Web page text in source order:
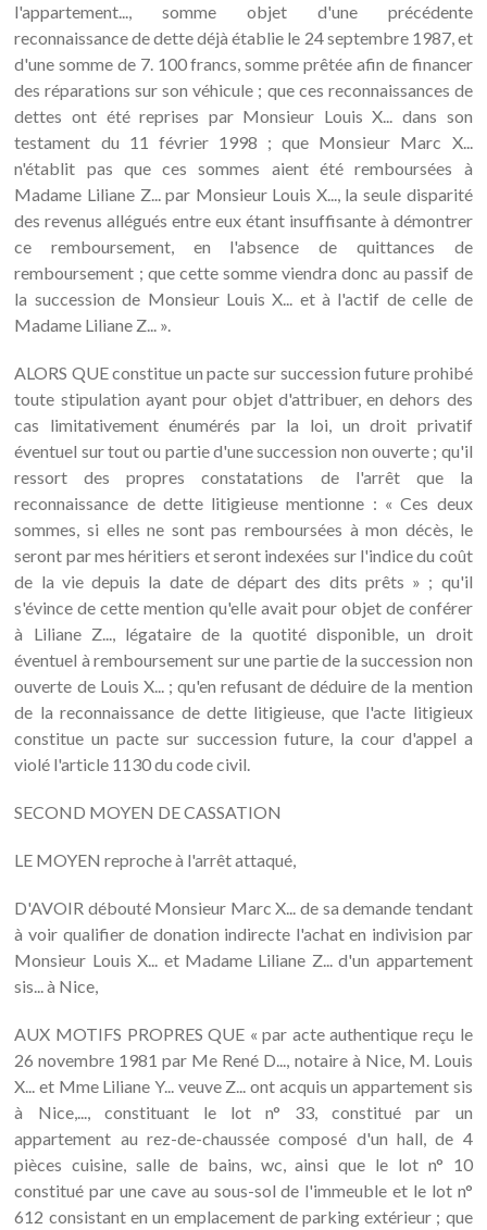
l'appartement..., somme objet d'une précédente
reconnaissance de dette déjà établie le 24 septembre 1987, et
d'une somme de 7. 100 francs, somme prêtée afin de financer
des réparations sur son véhicule ; que ces reconnaissances de
dettes ont été reprises par Monsieur Louis X... dans son
testament du 11 février 1998 ; que Monsieur Marc X...
n'établit pas que ces sommes aient été remboursées à
Madame Liliane Z... par Monsieur Louis X..., la seule disparité
des revenus allégués entre eux étant insuffisante à démontrer
ce remboursement, en l'absence de quittances de
remboursement ; que cette somme viendra donc au passif de
la succession de Monsieur Louis X... et à l'actif de celle de
Madame Liliane Z... ».
ALORS QUE constitue un pacte sur succession future prohibé
toute stipulation ayant pour objet d'attribuer, en dehors des
cas limitativement énumérés par la loi, un droit privatif
éventuel sur tout ou partie d'une succession non ouverte ; qu'il
ressort des propres constatations de l'arrêt que la
reconnaissance de dette litigieuse mentionne : « Ces deux
sommes, si elles ne sont pas remboursées à mon décès, le
seront par mes héritiers et seront indexées sur l'indice du coût
de la vie depuis la date de départ des dits prêts » ; qu'il
s'évince de cette mention qu'elle avait pour objet de conférer
à Liliane Z..., légataire de la quotité disponible, un droit
éventuel à remboursement sur une partie de la succession non
ouverte de Louis X... ; qu'en refusant de déduire de la mention
de la reconnaissance de dette litigieuse, que l'acte litigieux
constitue un pacte sur succession future, la cour d'appel a
violé l'article 1130 du code civil.
SECOND MOYEN DE CASSATION
LE MOYEN reproche à l'arrêt attaqué,
D'AVOIR débouté Monsieur Marc X... de sa demande tendant
à voir qualifier de donation indirecte l'achat en indivision par
Monsieur Louis X... et Madame Liliane Z... d'un appartement
sis... à Nice,
AUX MOTIFS PROPRES QUE « par acte authentique reçu le
26 novembre 1981 par Me René D..., notaire à Nice, M. Louis
X... et Mme Liliane Y... veuve Z... ont acquis un appartement sis
à Nice,..., constituant le lot n° 33, constitué par un
appartement au rez-de-chaussée composé d'un hall, de 4
pièces cuisine, salle de bains, wc, ainsi que le lot n° 10
constitué par une cave au sous-sol de l'immeuble et le lot n°
612 consistant en un emplacement de parking extérieur ; que